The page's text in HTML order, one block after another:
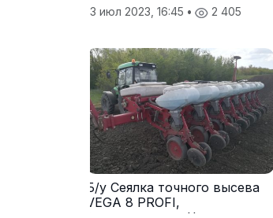
13 июл 2023, 16:45 • 2 405
Б/у Сеялка точного высева
VEGA 8 PROFI,